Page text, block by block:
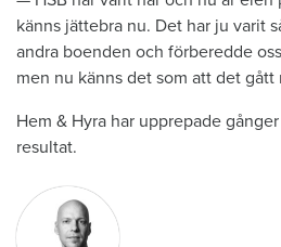
känns jättebra nu. Det har ju varit
andra boenden och förberedde
men nu känns det som att det gått
Hem & Hyra har upprepade
resultat.